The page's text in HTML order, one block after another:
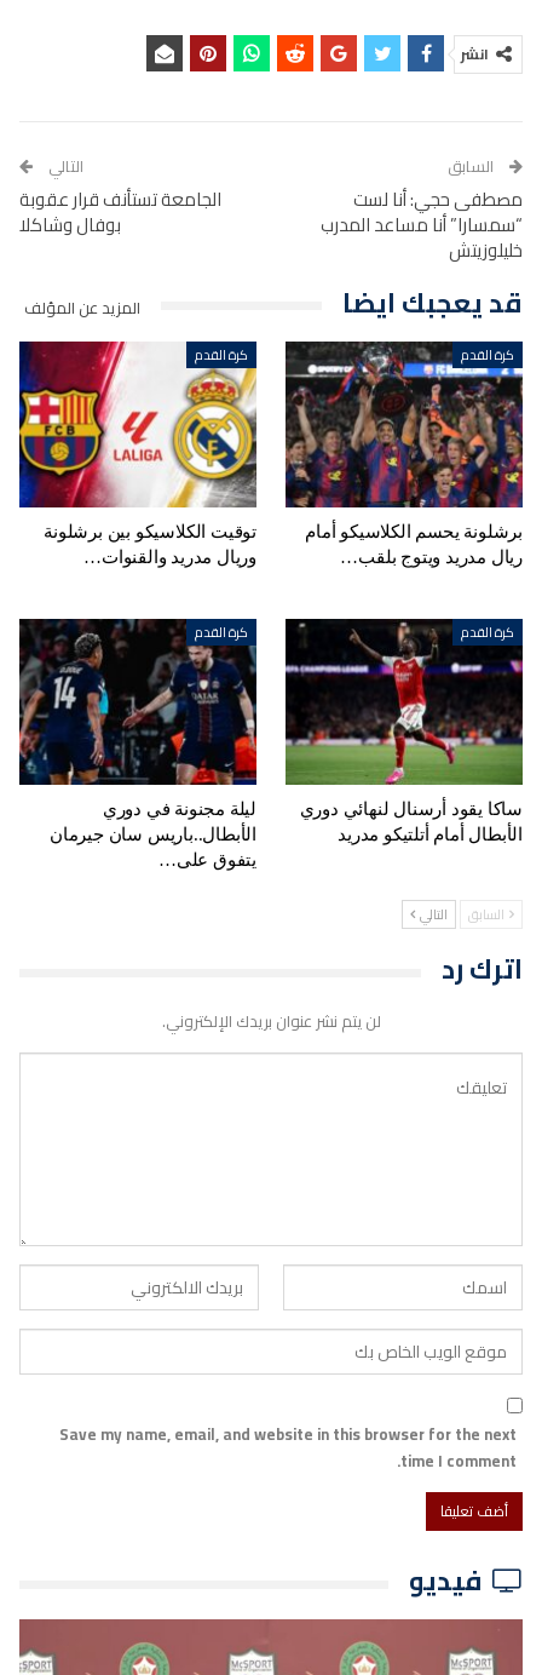
انشر
السابق
مصطفى حجي: أنا لست
“سمسارا” أنا مساعد المدرب
خليلوزيتش
التالي
الجامعة تستأنف قرار عقوبة
بوفال وشاكلا
قد يعجبك ايضا المزيد عن المؤلف
كرة القدم
برشلونة يحسم الكلاسيكو أمام
ريال مدريد ويتوج بلقب…
كرة القدم
توقيت الكلاسيكو بين برشلونة
وريال مدريد والقنوات…
كرة القدم
ساكا يقود أرسنال لنهائي دوري
الأبطال أمام أتلتيكو مدريد
كرة القدم
ليلة مجنونة في دوري
الأبطال..باريس سان جيرمان
يتفوق على…
السابق التالي
اترك رد
لن يتم نشر عنوان بريدك الإلكتروني.
Save my name, email, and website in this browser for the next
time I comment.
فيديو